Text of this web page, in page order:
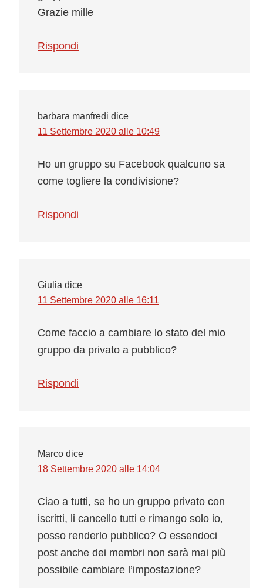
Grazie mille
Rispondi
barbara manfredi dice
11 Settembre 2020 alle 10:49
Ho un gruppo su Facebook qualcuno sa
come togliere la condivisione?
Rispondi
Giulia dice
11 Settembre 2020 alle 16:11
Come faccio a cambiare lo stato del mio
gruppo da privato a pubblico?
Rispondi
Marco dice
18 Settembre 2020 alle 14:04
Ciao a tutti, se ho un gruppo privato con
iscritti, li cancello tutti e rimango solo io,
posso renderlo pubblico? O essendoci
post anche dei membri non sarà mai più
possibile cambiare l’impostazione?